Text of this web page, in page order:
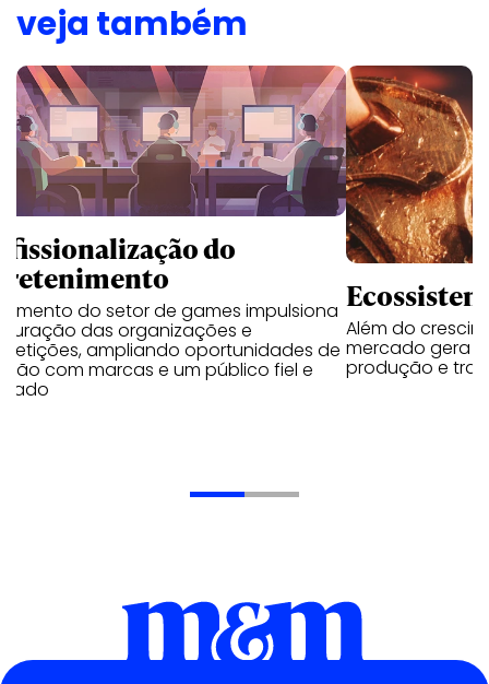
veja também
do
do setor de games impulsiona
das organizações e
ampliando oportunidades de
com marcas e um público fiel e
Além do
mercado gera
produção e